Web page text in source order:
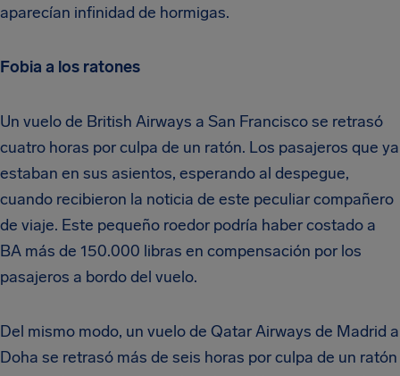
aparecían infinidad de hormigas.
Fobia a los ratones
Un vuelo de British Airways a San Francisco se retrasó
cuatro horas por culpa de un ratón. Los pasajeros que ya
estaban en sus asientos, esperando al despegue,
cuando recibieron la noticia de este peculiar compañero
de viaje. Este pequeño roedor podría haber costado a
BA más de 150.000 libras en compensación por los
pasajeros a bordo del vuelo.
Del mismo modo, un vuelo de Qatar Airways de Madrid a
Doha se retrasó más de seis horas por culpa de un ratón